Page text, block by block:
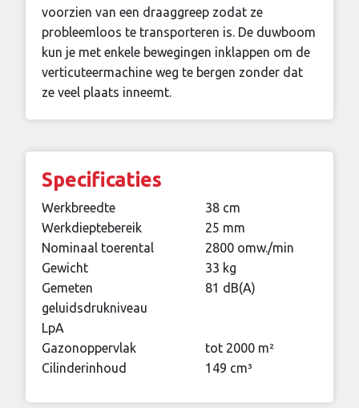
voorzien van een draaggreep zodat ze
probleemloos te transporteren is. De duwboom
kun je met enkele bewegingen inklappen om de
verticuteermachine weg te bergen zonder dat
ze veel plaats inneemt.
Specificaties
Werkbreedte
38 cm
Werkdieptebereik
25 mm
Nominaal toerental
2800 omw./min
Gewicht
33 kg
Gemeten
geluidsdrukniveau
LpA
81 dB(A)
Gazonoppervlak
tot 2000 m²
Cilinderinhoud
149 cm³